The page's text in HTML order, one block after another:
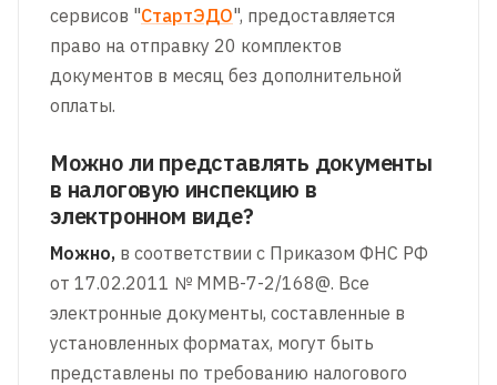
сервисов "СтартЭДО", предоставляется
право на отправку 20 комплектов
документов в месяц без дополнительной
оплаты.
Можно ли представлять документы
в налоговую инспекцию в
электронном виде?
Можно, в соответствии с Приказом ФНС РФ
от 17.02.2011 № ММВ-7-2/168@. Все
электронные документы, составленные в
установленных форматах, могут быть
представлены по требованию налогового